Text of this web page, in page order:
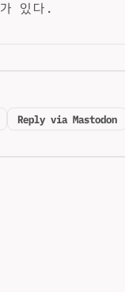
있다.
Reply via Mastodon